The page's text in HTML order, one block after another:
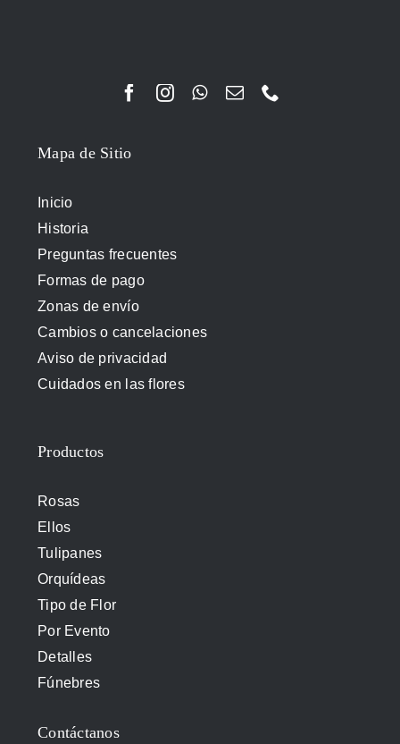
Mapa de Sitio
Inicio
Historia
Preguntas frecuentes
Formas de pago
Zonas de envío
Cambios o cancelaciones
Aviso de privacidad
Cuidados en las flores
Productos
Rosas
Ellos
Tulipanes
Orquídeas
Tipo de Flor
Por Evento
Detalles
Fúnebres
Contáctanos